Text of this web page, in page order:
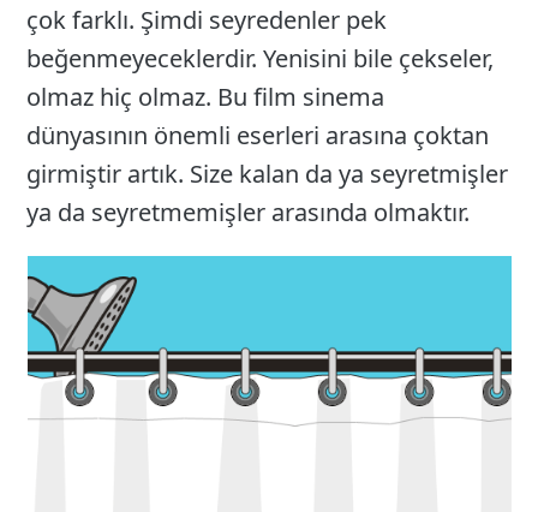
çok farklı. Şimdi seyredenler pek
beğenmeyeceklerdir. Yenisini bile çekseler,
olmaz hiç olmaz. Bu film sinema
dünyasının önemli eserleri arasına çoktan
girmiştir artık. Size kalan da ya seyretmişler
ya da seyretmemişler arasında olmaktır.